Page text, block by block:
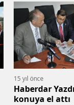
15 yıl önce
Haberdar
konuya el attı